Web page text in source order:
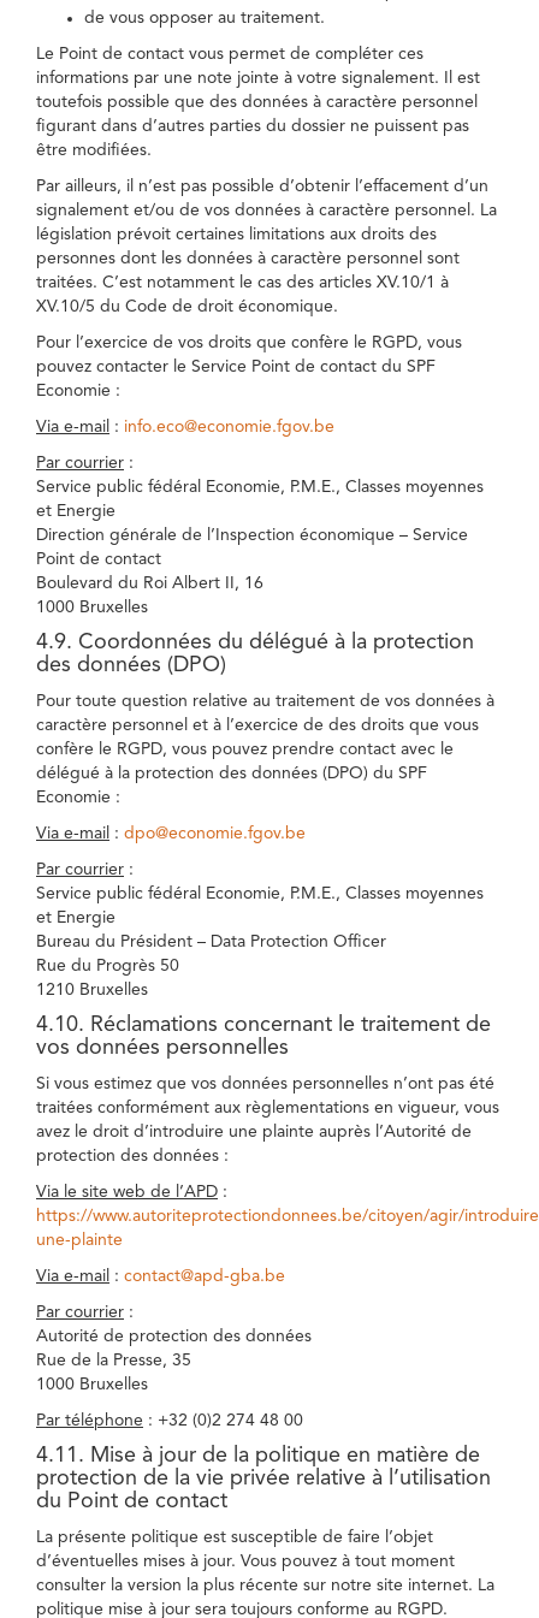
de vous opposer au traitement.
Le Point de contact vous permet de compléter ces
informations par une note jointe à votre signalement. Il est
toutefois possible que des données à caractère personnel
figurant dans d’autres parties du dossier ne puissent pas
être modifiées.
Par ailleurs, il n’est pas possible d’obtenir l’effacement d’un
signalement et/ou de vos données à caractère personnel. La
législation prévoit certaines limitations aux droits des
personnes dont les données à caractère personnel sont
traitées. C’est notamment le cas des articles XV.10/1 à
XV.10/5 du Code de droit économique.
Pour l’exercice de vos droits que confère le RGPD, vous
pouvez contacter le Service Point de contact du SPF
Economie :
Via e-mail : info.eco@economie.fgov.be
Par courrier :
Service public fédéral Economie, P.M.E., Classes moyennes
et Energie
Direction générale de l’Inspection économique – Service
Point de contact
Boulevard du Roi Albert II, 16
1000 Bruxelles
4.9. Coordonnées du délégué à la protection
des données (DPO)
Pour toute question relative au traitement de vos données à
caractère personnel et à l’exercice de des droits que vous
confère le RGPD, vous pouvez prendre contact avec le
délégué à la protection des données (DPO) du SPF
Economie :
Via e-mail : dpo@economie.fgov.be
Par courrier :
Service public fédéral Economie, P.M.E., Classes moyennes
et Energie
Bureau du Président – Data Protection Officer
Rue du Progrès 50
1210 Bruxelles
4.10. Réclamations concernant le traitement de
vos données personnelles
Si vous estimez que vos données personnelles n’ont pas été
traitées conformément aux règlementations en vigueur, vous
avez le droit d’introduire une plainte auprès l’Autorité de
protection des données :
Via le site web de l’APD :
https://www.autoriteprotectiondonnees.be/citoyen/agir/
une-plainte
Via e-mail : contact@apd-gba.be
Par courrier :
Autorité de protection des données
Rue de la Presse, 35
1000 Bruxelles
Par téléphone : +32 (0)2 274 48 00
4.11. Mise à jour de la politique en matière de
protection de la vie privée relative à l’utilisation
du Point de contact
La présente politique est susceptible de faire l’objet
d’éventuelles mises à jour. Vous pouvez à tout moment
consulter la version la plus récente sur notre site internet. La
politique mise à jour sera toujours conforme au RGPD.